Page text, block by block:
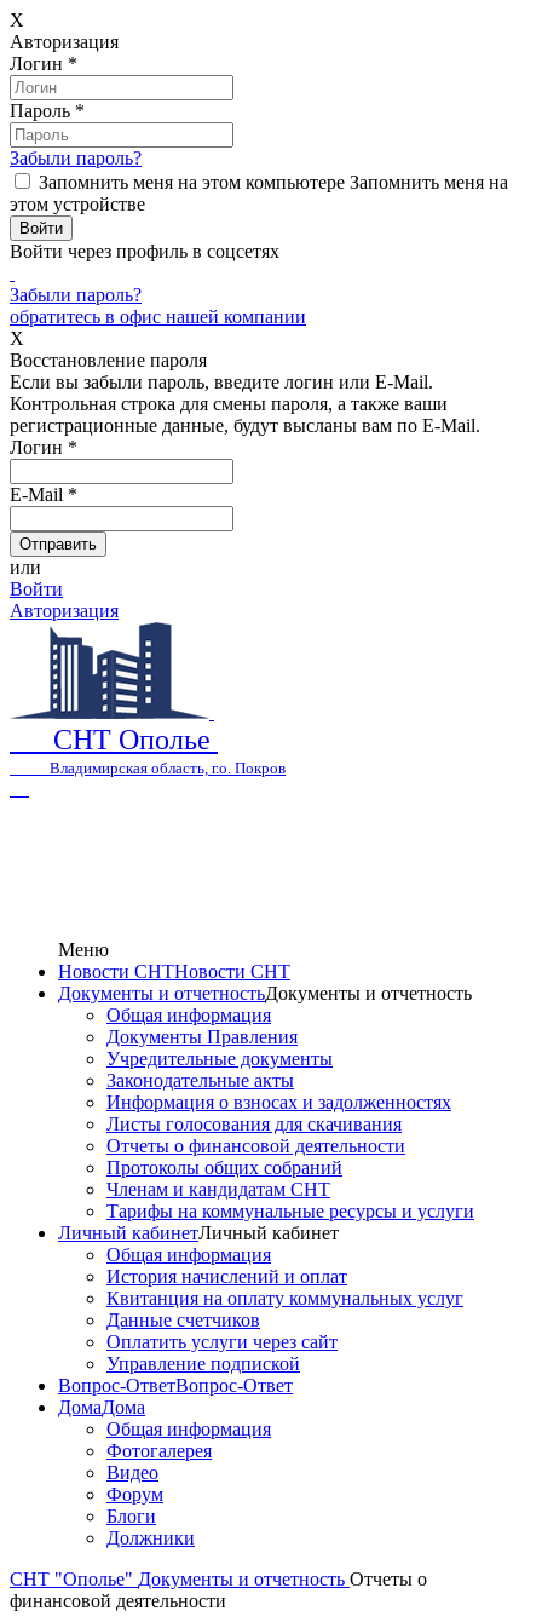
X
Авторизация
Логин *
Пароль *
Забыли пароль?
Запомнить меня на этом компьютере Запомнить меня на
этом устройстве
Войти через профиль в соцсетях
Забыли пароль?
обратитесь в офис нашей компании
X
Восстановление пароля
Если вы забыли пароль, введите логин или E-Mail.
Контрольная строка для смены пароля, а также ваши
регистрационные данные, будут высланы вам по E-Mail.
Логин *
E-Mail *
или
Войти
Авторизация
СНТ Ополье
Владимирская область, г.о. Покров
Меню
Новости СНТНовости СНТ
Документы и отчетностьДокументы и отчетность
Общая информация
Документы Правления
Учредительные документы
Законодательные акты
Информация о взносах и задолженностях
Листы голосования для скачивания
Отчеты о финансовой деятельности
Протоколы общих собраний
Членам и кандидатам СНТ
Тарифы на коммунальные ресурсы и услуги
Личный кабинетЛичный кабинет
Общая информация
История начислений и оплат
Квитанция на оплату коммунальных услуг
Данные счетчиков
Оплатить услуги через сайт
Управление подпиской
Вопрос-ОтветВопрос-Ответ
ДомаДома
Общая информация
Фотогалерея
Видео
Форум
Блоги
Должники
СНТ "Ополье" Документы и отчетность Отчеты о
финансовой деятельности